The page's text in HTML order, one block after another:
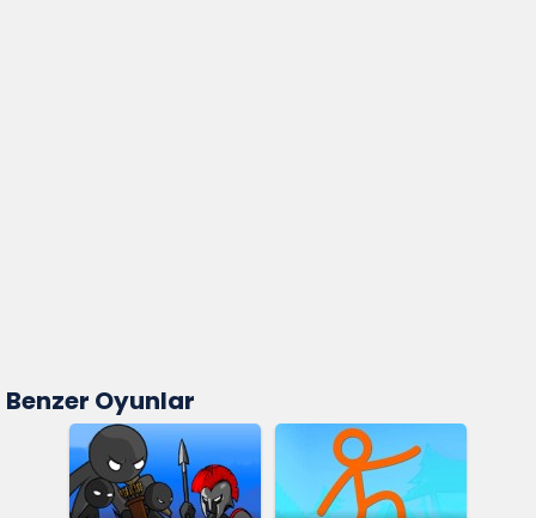
Benzer Oyunlar